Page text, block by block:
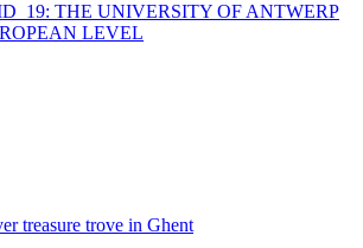
THE UNIVERSITY OF ANTWERP
LEVEL
treasure trove in Ghent